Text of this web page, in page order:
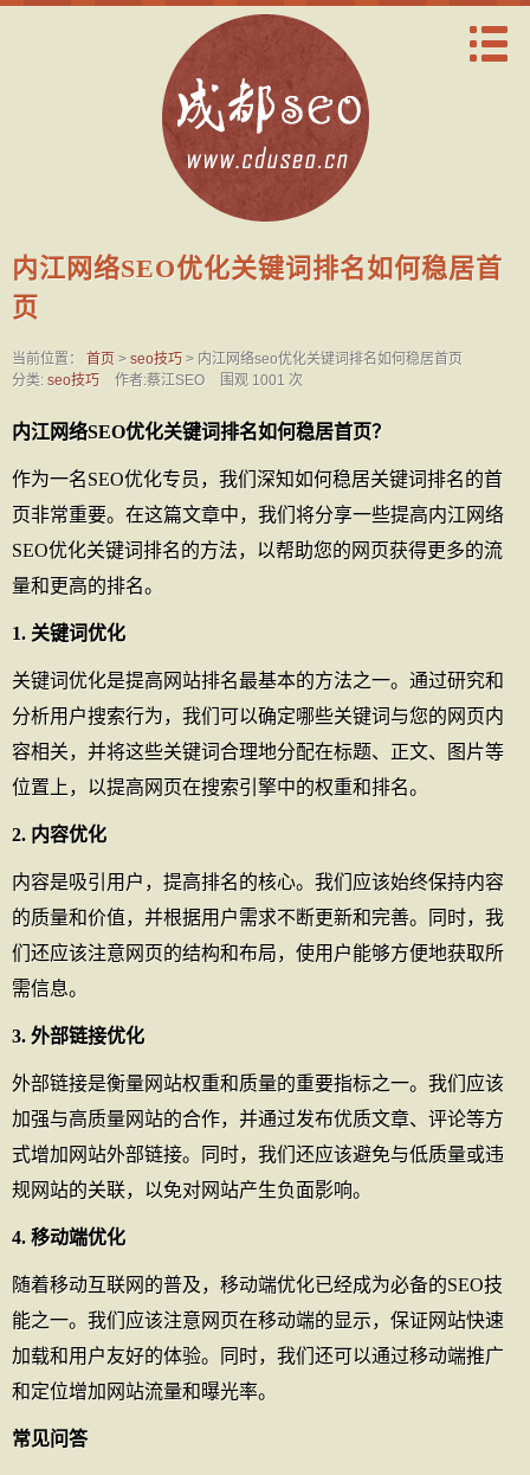
内江网络SEO优化关键词排名如何稳居首
页
当前位置： 首页 > seo技巧 > 内江网络seo优化关键词排名如何稳居首页
分类: seo技巧 作者:蔡江SEO 围观 1001 次
内江网络SEO优化关键词排名如何稳居首页？
作为一名SEO优化专员，我们深知如何稳居关键词排名的首
页非常重要。在这篇文章中，我们将分享一些提高内江网络
SEO优化关键词排名的方法，以帮助您的网页获得更多的流
量和更高的排名。
1. 关键词优化
关键词优化是提高网站排名最基本的方法之一。通过研究和
分析用户搜索行为，我们可以确定哪些关键词与您的网页内
容相关，并将这些关键词合理地分配在标题、正文、图片等
位置上，以提高网页在搜索引擎中的权重和排名。
2. 内容优化
内容是吸引用户，提高排名的核心。我们应该始终保持内容
的质量和价值，并根据用户需求不断更新和完善。同时，我
们还应该注意网页的结构和布局，使用户能够方便地获取所
需信息。
3. 外部链接优化
外部链接是衡量网站权重和质量的重要指标之一。我们应该
加强与高质量网站的合作，并通过发布优质文章、评论等方
式增加网站外部链接。同时，我们还应该避免与低质量或违
规网站的关联，以免对网站产生负面影响。
4. 移动端优化
随着移动互联网的普及，移动端优化已经成为必备的SEO技
能之一。我们应该注意网页在移动端的显示，保证网站快速
加载和用户友好的体验。同时，我们还可以通过移动端推广
和定位增加网站流量和曝光率。
常见问答